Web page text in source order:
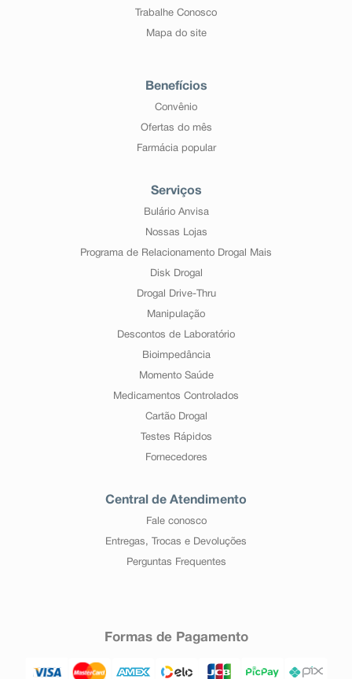
Trabalhe Conosco
Mapa do site
Benefícios
Convênio
Ofertas do mês
Farmácia popular
Serviços
Bulário Anvisa
Nossas Lojas
Programa de Relacionamento Drogal Mais
Disk Drogal
Drogal Drive-Thru
Manipulação
Descontos de Laboratório
Bioimpedância
Momento Saúde
Medicamentos Controlados
Cartão Drogal
Testes Rápidos
Fornecedores
Central de Atendimento
Fale conosco
Entregas, Trocas e Devoluções
Perguntas Frequentes
Formas de Pagamento